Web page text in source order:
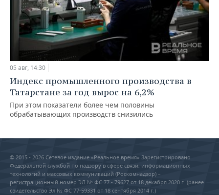
05 авг, 14:30
Индекс промышленного производства в
Татарстане за год вырос на 6,2%
При этом показатели более чем половины
обрабатывающих производств снизились
© 2015 - 2026 Сетевое издание «Реальное время» Зарегистрировано
Федеральной службой по надзору в сфере связи, информационных
технологий и массовых коммуникаций (Роскомнадзор) –
регистрационный номер ЭЛ № ФС 77 - 79627 от 18 декабря 2020 г. (ранее
свидетельство Эл № ФС 77-59331 от 18 сентября 2014 г.)